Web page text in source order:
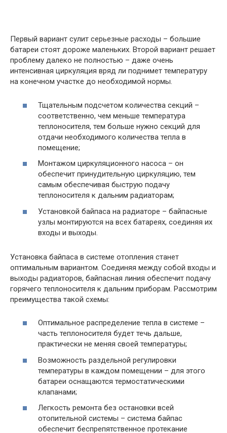
Первый вариант сулит серьезные расходы – большие
батареи стоят дороже маленьких. Второй вариант решает
проблему далеко не полностью – даже очень
интенсивная циркуляция вряд ли поднимет температуру
на конечном участке до необходимой нормы.
Тщательным подсчетом количества секций –
соответственно, чем меньше температура
теплоносителя, тем больше нужно секций для
отдачи необходимого количества тепла в
помещение;
Монтажом циркуляционного насоса – он
обеспечит принудительную циркуляцию, тем
самым обеспечивая быструю подачу
теплоносителя к дальним радиаторам;
Установкой байпаса на радиаторе – байпасные
узлы монтируются на всех батареях, соединяя их
входы и выходы.
Установка байпаса в системе отопления станет
оптимальным вариантом. Соединяя между собой входы и
выходы радиаторов, байпасная линия обеспечит подачу
горячего теплоносителя к дальним приборам. Рассмотрим
преимущества такой схемы:
Оптимальное распределение тепла в системе –
часть теплоносителя будет течь дальше,
практически не меняя своей температуры;
Возможность раздельной регулировки
температуры в каждом помещении – для этого
батареи оснащаются термостатическими
клапанами;
Легкость ремонта без остановки всей
отопительной системы – система байпас
обеспечит беспрепятственное протекание